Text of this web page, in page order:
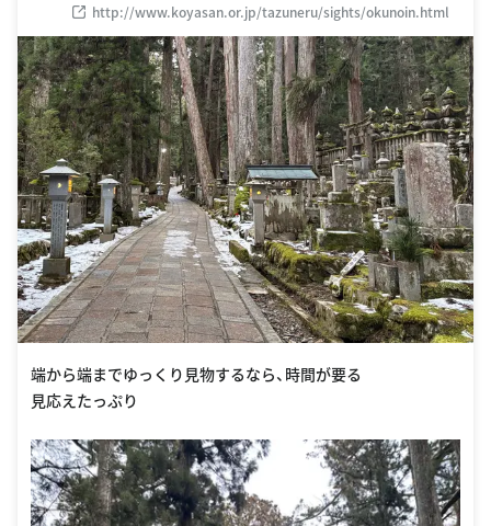
http://www.koyasan.or.jp/tazuneru/sights/okunoin.html
端から端までゆっくり見物するなら、時間が要る
見応えたっぷり